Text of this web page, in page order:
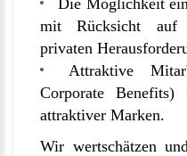
Die Möglichkeit
mit Rücksicht auf
privaten
Attraktive
Corporate
attraktiver Marken.
Wir wertschätzen